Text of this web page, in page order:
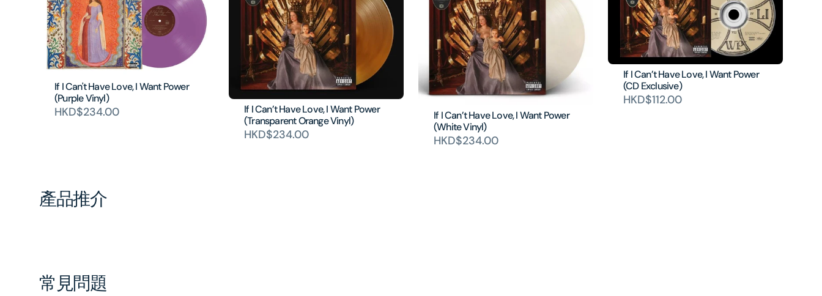
If I Can't Have Love, I Want Power
(Purple Vinyl)
HKD$234.00
If I Can’t Have Love, I Want Power
(Transparent Orange Vinyl)
HKD$234.00
If I Can’t Have Love, I Want Power
(White Vinyl)
HKD$234.00
If I Can’t Have Love, I Want Power
(CD Exclusive)
HKD$112.00
產品推介
常見問題